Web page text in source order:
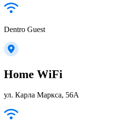
Dentro Guest
Home WiFi
ул. Карла Маркса, 56А